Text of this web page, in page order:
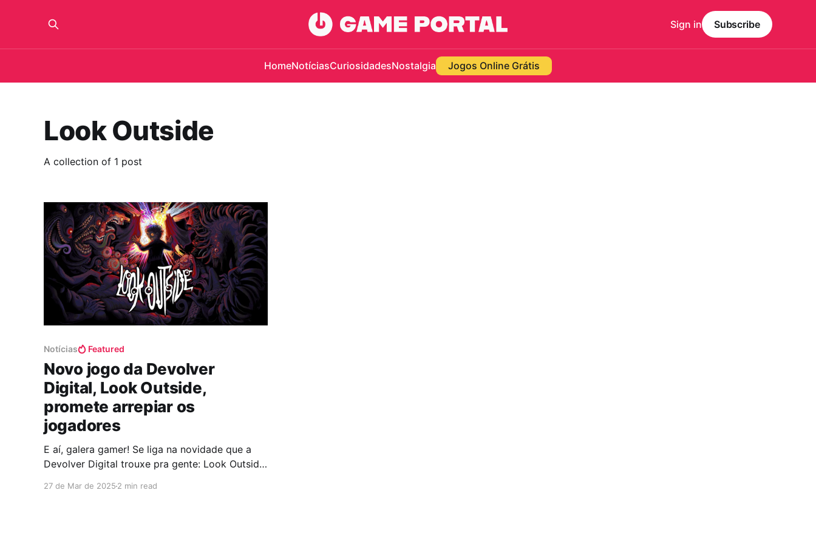
HomeNotíciasCuriosidadesNostalgia Jogos Online Grátis
Sign in Subscribe
Look Outside
A collection of 1 post
Notícias Featured
Novo jogo da Devolver
Digital, Look Outside,
promete arrepiar os
jogadores
E aí, galera gamer! Se liga na novidade que a
Devolver Digital trouxe pra gente: Look Outside,
27 de Mar de 2025 2 min read